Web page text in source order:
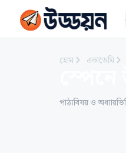
হোম একাডেমি
পাঠ্যবিষয় ও